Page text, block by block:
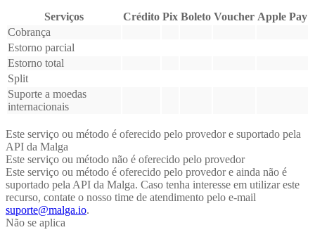
Serviços Crédito Pix Boleto Voucher Apple Pay
Cobrança
Estorno parcial
Estorno total
Split
Suporte a moedas
internacionais
Este serviço ou método é oferecido pelo provedor e suportado pela
API da Malga
Este serviço ou método não é oferecido pelo provedor
Este serviço ou método é oferecido pelo provedor e ainda não é
suportado pela API da Malga. Caso tenha interesse em utilizar este
recurso, contate o nosso time de atendimento pelo e-mail
suporte@malga.io.
Não se aplica